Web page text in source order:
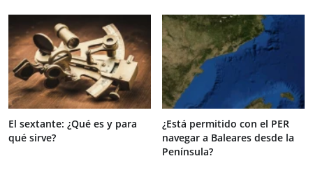
El sextante: ¿Qué es y para
qué sirve?
¿Está permitido con el PER
navegar a Baleares desde la
Península?